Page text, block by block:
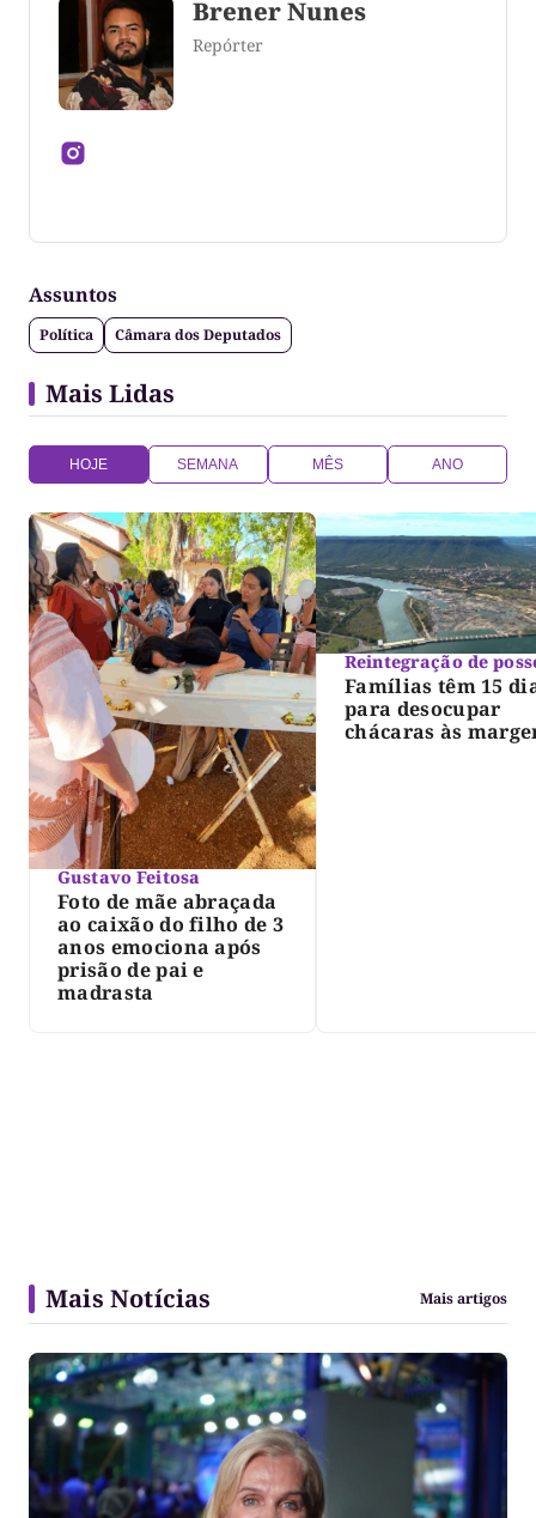
Brener Nunes
Repórter
Tocantins
Assuntos
Política Câmara dos Deputados
Mais Lidas
HOJE SEMANA MÊS ANO
Gustavo Feitosa
Foto de mãe abraçada
ao caixão do filho de 3
anos emociona após
prisão de pai e
madrasta
Reintegração de
Famílias têm 15
para desocupar
chácaras às
Mais Notícias Mais artigos